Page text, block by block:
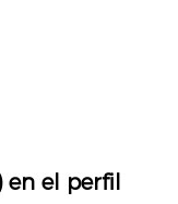
el perfil